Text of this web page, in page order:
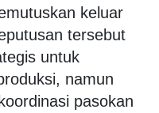
keluar
tersebut
untuk
namun
pasokan